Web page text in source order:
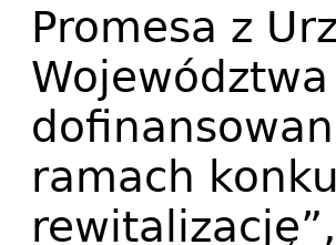
Promesa z
ramach